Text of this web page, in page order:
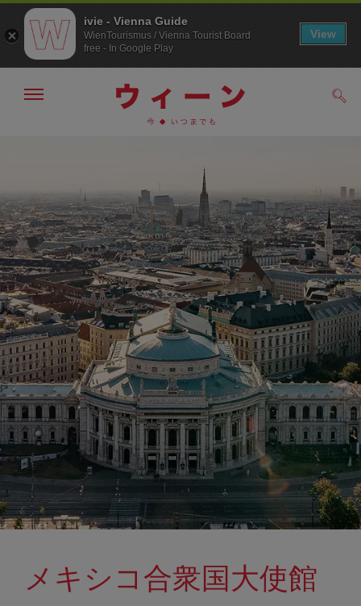
へ
ジ
の
ト
ッ
プ
へ
メ
非
表
示
メキシコ合衆国大使館
ivie - Vienna Guide
WienTourismus / Vienna Tourist Board
free - In Google Play
View